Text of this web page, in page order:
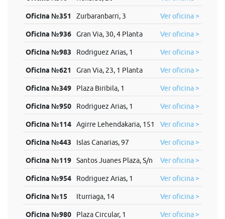
Oficina №351 Zurbaranbarri, 3 Ver oficina >
Oficina №936 Gran Via, 30, 4 Planta Ver oficina >
Oficina №983 Rodriguez Arias, 1 Ver oficina >
Oficina №621 Gran Via, 23, 1 Planta Ver oficina >
Oficina №349 Plaza Biribila, 1 Ver oficina >
Oficina №950 Rodriguez Arias, 1 Ver oficina >
Oficina №114 Agirre Lehendakaria, 151 Ver oficina >
Oficina №443 Islas Canarias, 97 Ver oficina >
Oficina №119 Santos Juanes Plaza, S/n Ver oficina >
Oficina №954 Rodriguez Arias, 1 Ver oficina >
Oficina №15 Iturriaga, 14 Ver oficina >
Oficina №980 Plaza Circular, 1 Ver oficina >